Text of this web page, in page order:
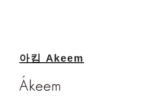
아킴 Akeem